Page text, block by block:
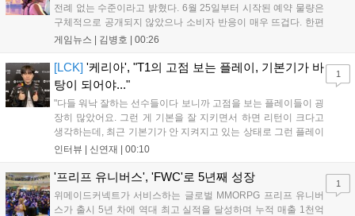
전례 없는 수준이라고 밝혔다. 6월 25일부터 시작된 예약 물량은
구체적으로 공개되지 않았으나 소비자 반응이 매우 뜨겁다. 한편
11월 19일 PS5와 Xbox 시리즈 X|S로 정식 출시될 예정이며, 록
상 'Grand Theft Auto VI: An Extended Look'을 최초 공개할 계획
이다....
게임뉴스 | 김병호 | 00:26
[LCK] '케리아', "T1의 고점 보는 플레이, 기본기가 바
탕이 되어야..."
"다들 워낙 잘하는 선수들이다 보니까 고점을 보는 플레이들이 굉
장히 많았어요. 그런 게 기본을 잘 지키면서 하면 리턴이 크다고
생각하는데, 최근 기본기가 안 지켜지고 있는 상태로 그런 플레이
를 추구하다 보니까 팀적으로 안 좋은 사고가 계속 많이 났던 것
LoL 챔피언스 코리아(LCK)'...
인터뷰 | 신연재 | 00:10
1
'프리프 유니버스', 'FWC'로 5년째 성장
위메이드커넥트가 서비스하는 글로벌 MMORPG 프리프 유니버
스가 출시 5년 차에 역대 최고 실적을 달성하며 누적 매출 1천억
1